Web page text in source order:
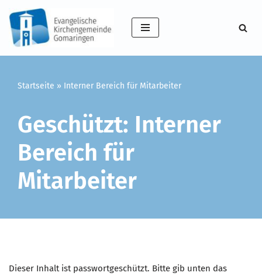
Zum
Inhalt
Startseite » Interner Bereich für Mitarbeiter
Geschützt: Interner
Bereich für
Mitarbeiter
Dieser Inhalt ist passwortgeschützt. Bitte gib unten das